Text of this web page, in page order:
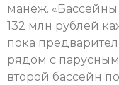
манеж.
132 млн рублей
пока
рядом с
второй бассейн